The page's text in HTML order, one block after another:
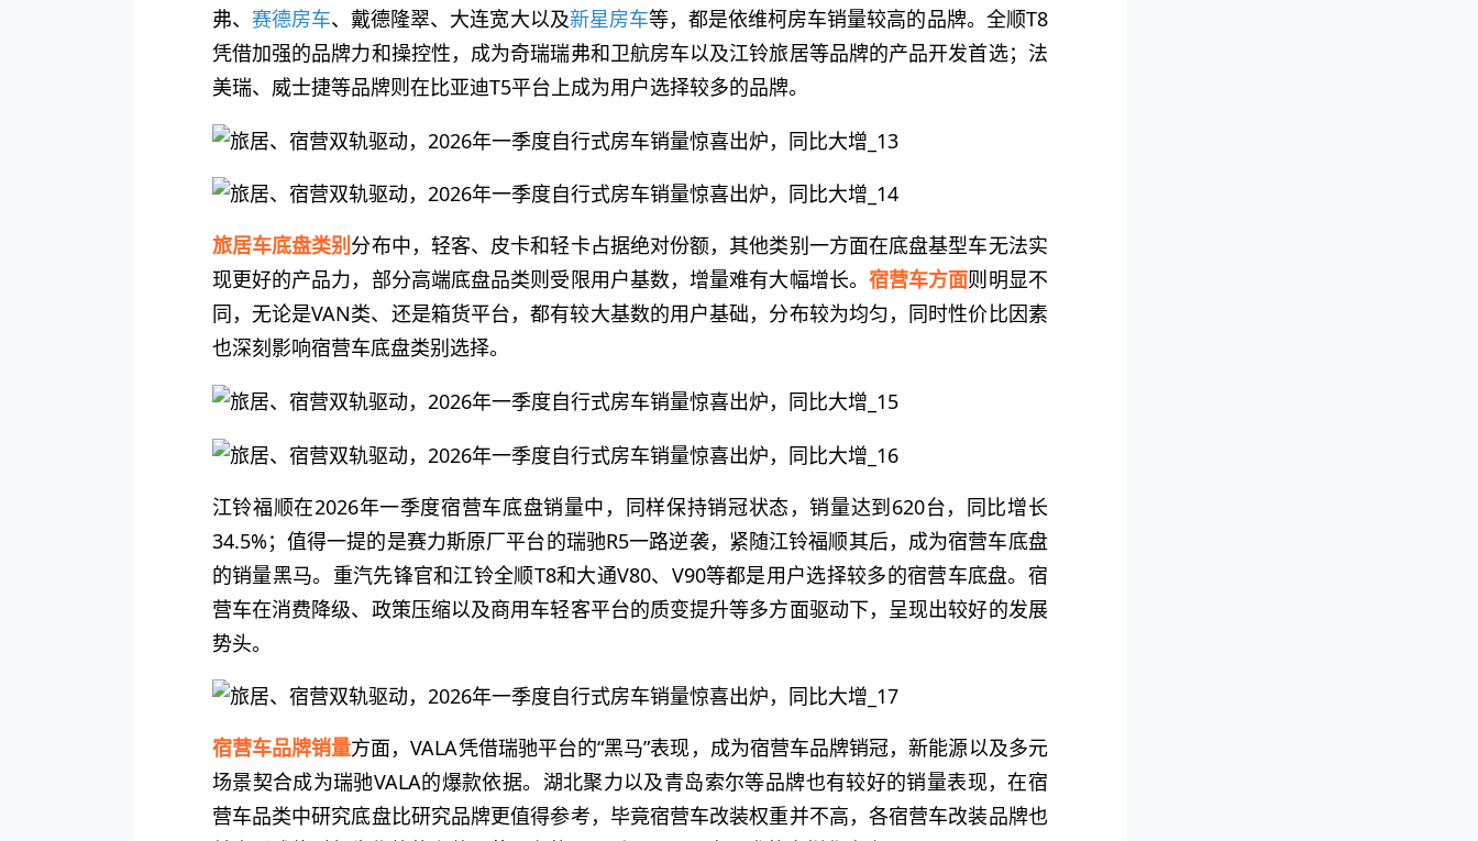
弗、 赛德房车、戴德隆翠、大连宽大以及新星房车等，都是依维柯房车销量较高的品牌。全顺T8
凭借加强的品牌力和操控性，成为奇瑞瑞弗和卫航房车以及江铃旅居等品牌的产品开发首选；法
美瑞、威士捷等品牌则在比亚迪T5平台上成为用户选择较多的品牌。
旅居车底盘类别 分布中，轻客、皮卡和轻卡占据绝对份额，其他类别一方面在底盘基型车无法实
现更好的产品力，部分高端底盘品类则受限用户基数，增量难有大幅增长。 宿营车方面则明显不
同，无论是VAN类、还是箱货平台，都有较大基数的用户基础，分布较为均匀，同时性价比因素
也深刻影响宿营车底盘类别选择。
江铃福顺在2026年一季度宿营车底盘销量中，同样保持销冠状态，销量达到620台，同比增长
34.5%；值得一提的是赛力斯原厂平台的瑞驰R5一路逆袭，紧随江铃福顺其后，成为宿营车底盘
的销量黑马。重汽先锋官和江铃全顺T8和大通V80、V90等都是用户选择较多的宿营车底盘。宿
营车在消费降级、政策压缩以及商用车轻客平台的质变提升等多方面驱动下，呈现出较好的发展
势头。
宿营车品牌销量方面，VALA凭借瑞驰平台的“黑马”表现，成为宿营车品牌销冠，新能源以及多元
场景契合成为瑞驰VALA的爆款依据。湖北聚力以及青岛索尔等品牌也有较好的销量表现，在宿
营车品类中研究底盘比研究品牌更值得参考，毕竟宿营车改装权重并不高，各宿营车改装品牌也